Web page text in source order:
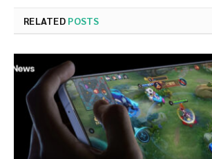
RELATED POSTS